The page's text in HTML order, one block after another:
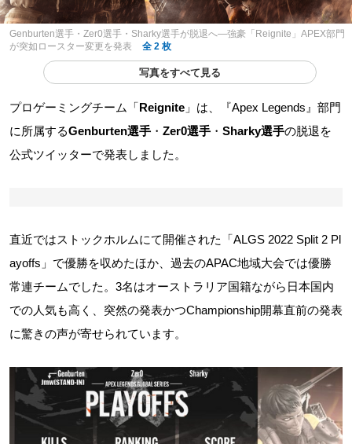
Genburten選手・Zer0選手・Sharky選手が脱退へ―強豪「Reignite」APEX部門
が突如ロースター変更を発表
全 2 枚
写真をすべて見る
プロゲーミングチーム「Reignite 」は、『Apex Legends』部門
に所属するGenburten選手 ・ Zer0選手 ・ Sharky選手の脱退を
公式ツイッターで発表しました。
直近ではストックホルムにて開催された「ALGS 2022 Split 2 Pl
ayoffs」で優勝を収めたほか、過去のAPAC地域大会では優勝
常連チームでした。3名はオーストラリア国籍ながら日本国内
での人気も高く、突然の発表かつChampionship開幕直前の発表
に驚きの声が寄せられています。